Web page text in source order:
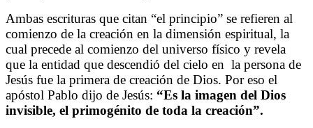
Ambas escrituras que citan “el principio” se refieren al
comienzo de la creación en la dimensión espiritual, la
cual precede al comienzo del universo físico y revela
que la entidad que descendió del cielo en la persona de
Jesús fue la primera de creación de Dios. Por eso el
apóstol Pablo dijo de Jesús: “Es la imagen del Dios
invisible, el primogénito de toda la creación”.